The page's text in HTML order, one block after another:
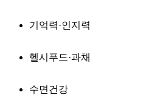
기억력·인지력
헬시푸드·과채
수면건강